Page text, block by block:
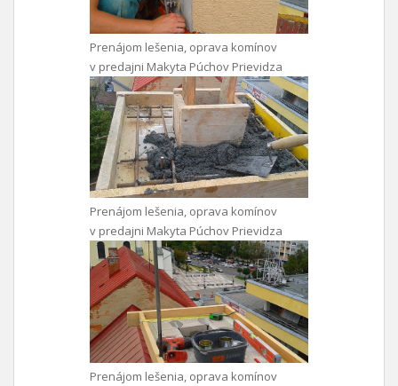
Prenájom lešenia, oprava komínov
v predajni Makyta Púchov Prievidza
Prenájom lešenia, oprava komínov
v predajni Makyta Púchov Prievidza
Prenájom lešenia, oprava komínov